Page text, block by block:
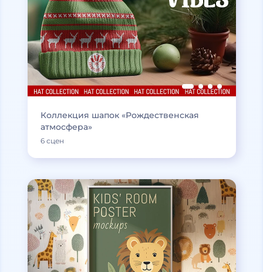
Коллекция шапок «Рождественская
атмосфера»
6 сцен